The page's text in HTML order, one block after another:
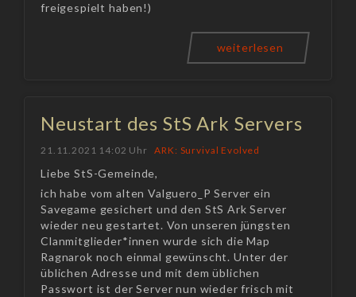
freigespielt haben!)
weiterlesen
Neustart des StS Ark Servers
21.11.2021 14:02 Uhr ARK: Survival Evolved
Liebe StS-Gemeinde,
ich habe vom alten Valguero_P Server ein
Savegame gesichert und den StS Ark Server
wieder neu gestartet. Von unseren jüngsten
Clanmitglieder*innen wurde sich die Map
Ragnarok noch einmal gewünscht. Unter der
üblichen Adresse und mit dem üblichen
Passwort ist der Server nun wieder frisch mit